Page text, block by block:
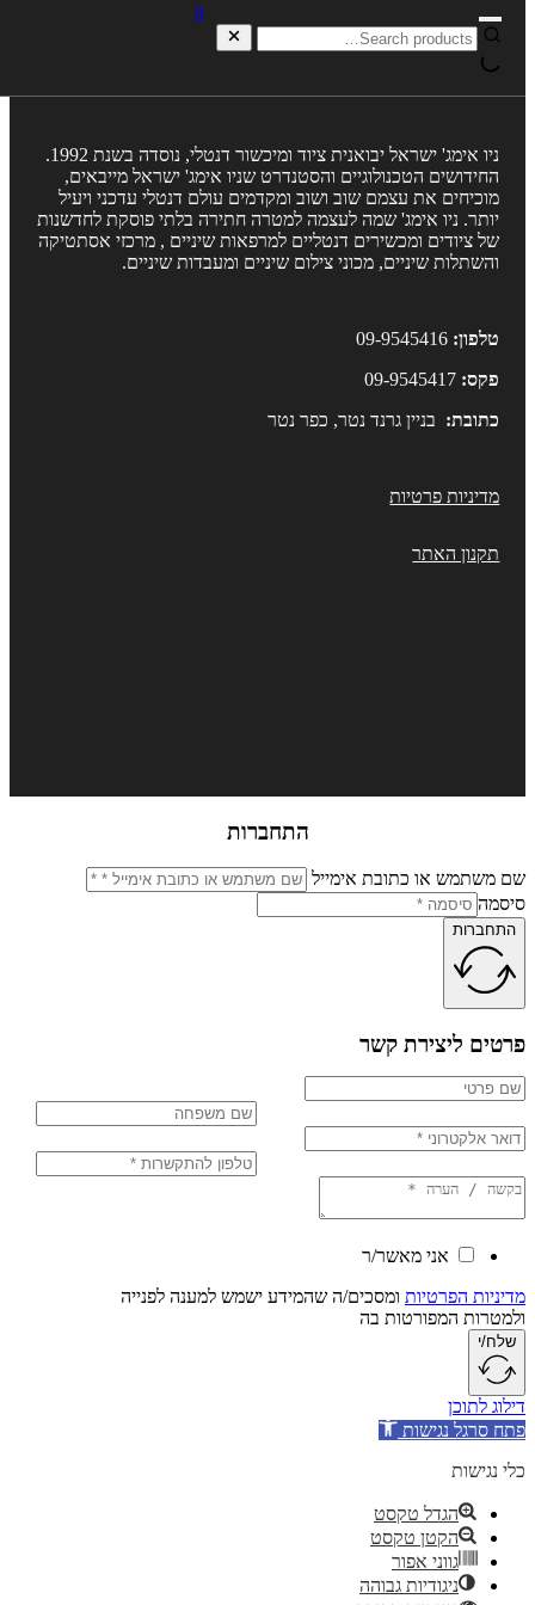
ניו אימג' ישראל יבואנית ציוד ומיכשור דנטלי, נוסדה בשנת 1992.
הטכנולוגיים והסטנדרט שניו אימג' ישראל מייבאים,
את עצמם שוב ושוב ומקדמים עולם דנטלי עדכני ויעיל
ניו אימג' שמה לעצמה למטרה חתירה בלתי פוסקת לחדשנות
ציודים ומכשירים דנטליים למרפאות שיניים , מרכזי אסתטיקה
שיניים, מכוני צילום שיניים ומעבדות שיניים.
09-9545416
09-9545417
בניין גרנד נטר, כפר נטר
פרטיות
האתר
התחברות
או כתובת אימייל
ליצירת קשר
אני מאשר/ר
הפרטיותומסכים/ה שהמידע ישמש למענה לפנייה
המפורטות בה
לתוכן
נגישות
הגדל טקסט
הקטן טקסט
גווני אפור
ניגודיות גבוהה